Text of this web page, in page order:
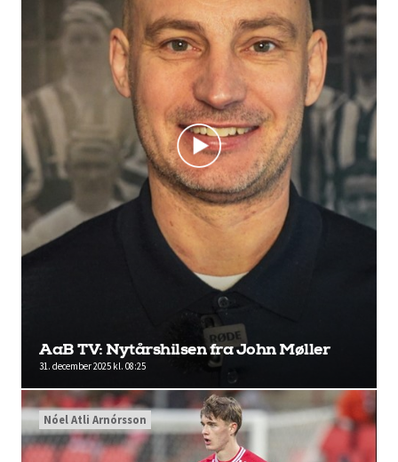
AaB TV: Nytårshilsen fra John Møller
31. december 2025 kl. 08:25
Nóel Atli Arnórsson